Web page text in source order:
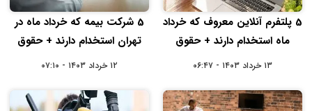
5 پلتفرم آنلاین معروف که خرداد
ماه استخدام دارند + حقوق
۱۳ خرداد ۱۴۰۳ - ۰۶:۴۷
5 شرکت بیمه که خرداد ماه در
تهران استخدام دارند + حقوق
۱۲ خرداد ۱۴۰۳ - ۰۷:۱۰